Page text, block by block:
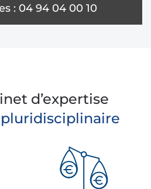
: 04 94 04 00 10
d’expertise
pluridisciplinaire